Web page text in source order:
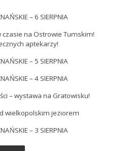
– 6 SIERPNIA
na Ostrowie Tumskim!
aptekarzy!
– 5 SIERPNIA
– 4 SIERPNIA
– wystawa na Gratowisku!
wielkopolskim jeziorem
– 3 SIERPNIA